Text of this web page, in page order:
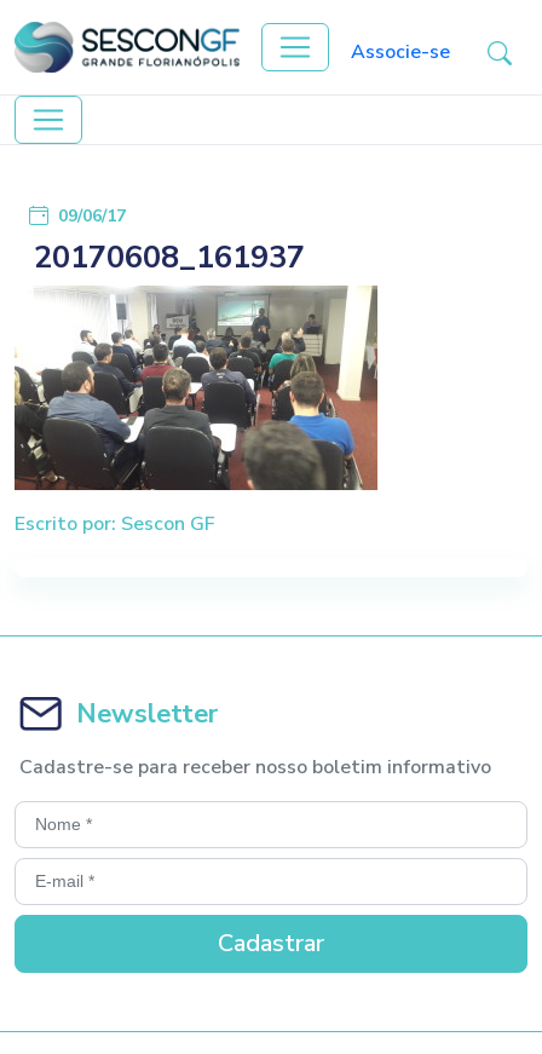
Associe-se
09/06/17
20170608_161937
Escrito por: Sescon GF
Newsletter
Cadastre-se para receber nosso boletim informativo